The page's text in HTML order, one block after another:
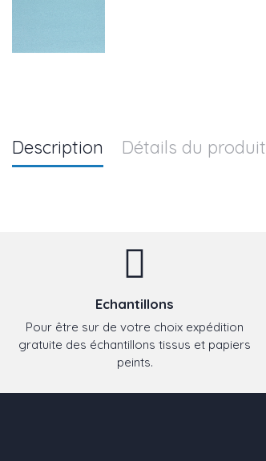
Description Détails du produit
Echantillons
Pour être sur de votre choix expédition
gratuite des échantillons tissus et papiers
peints.